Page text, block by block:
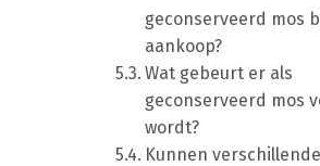
geconserveerd mos
aankoop?
Wat gebeurt er als
geconserveerd mos
wordt?
Kunnen verschillende